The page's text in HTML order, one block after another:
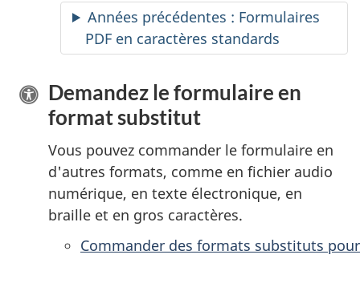
Années précédentes : Formulaires
PDF en caractères standards
Demandez le formulaire en
format substitut
Vous pouvez commander le formulaire en
d'autres formats, comme en fichier audio
numérique, en texte électronique, en
braille et en gros caractères.
Commander des formats substituts